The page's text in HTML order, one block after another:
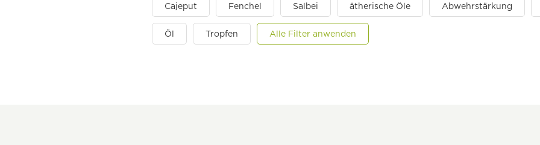
Cajeput Fenchel Salbei ätherische Öle Abwehrstärkung
Öl Tropfen Alle Filter anwenden